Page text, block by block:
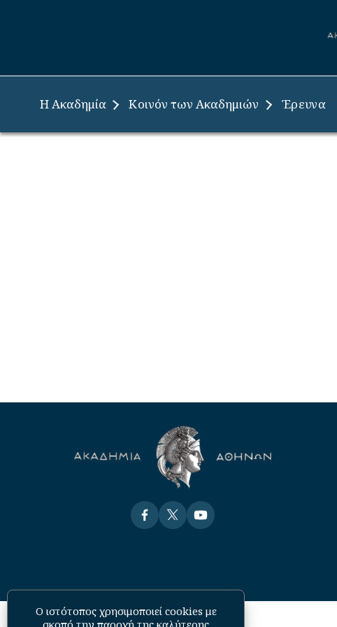
Η Ακαδημία Κοινόν των Ακαδημιών Έρευνα
VisitVisitVisit
Ο ιστότοπος χρησιμοποιεί cookies με